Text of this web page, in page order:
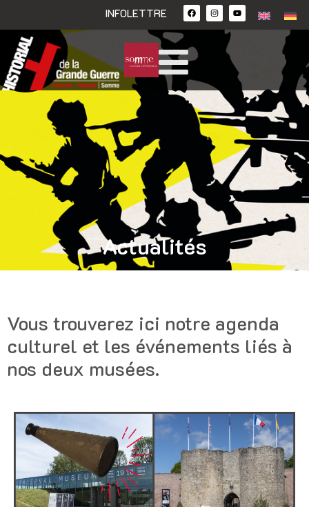
INFOLETTRE
Actualités
Vous trouverez ici notre agenda
culturel et les événements liés à
nos deux musées.